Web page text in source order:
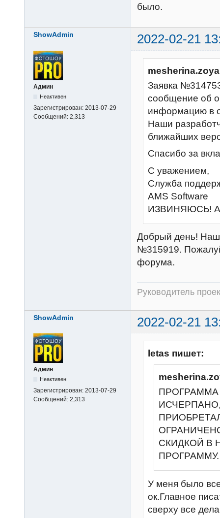
было.
ShowAdmin 2022-02-21
Админ
Неактивен
Зарегистрирован: 2013-07-29
Сообщений: 2,313
Заявка
сообщение об
информацию в
Наши
ближайших
Спасибо за
С уважением,
Служба
AMS Software
ИЗВИНЯЮСЬ!
Добрый день! Наш
№315919.
форума.
Руководитель
ShowAdmin 2022-02-21
Админ
Неактивен
Зарегистрирован: 2013-07-29
Сообщений: 2,313
letas пишет:
ПРОГРАММА
СКИДКОЙ В
У меня было
ок.Главное
сверху все